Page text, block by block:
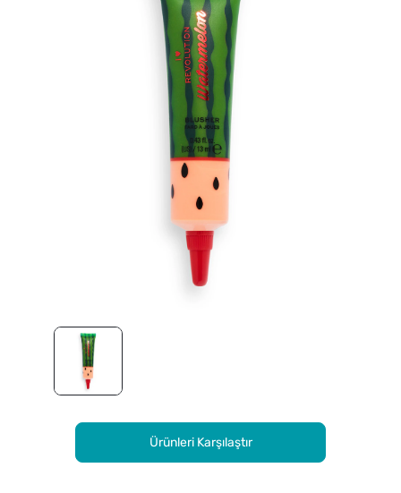
Ürünleri Karşılaştır